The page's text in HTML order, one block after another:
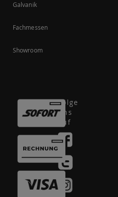
Galvanik
Fachmessen
Showroom
Folge
uns
auf